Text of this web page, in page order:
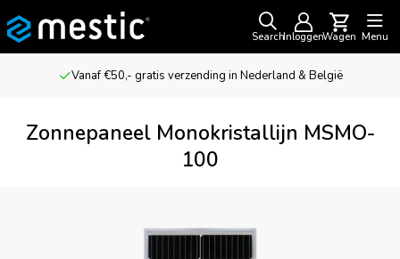
SearchInloggenWagen Menu
Vanaf €50,- gratis verzending in Nederland & België
Zonnepaneel Monokristallijn MSMO-
100